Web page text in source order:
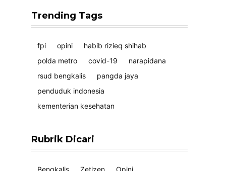
Trending Tags
fpi opini
habib rizieq shihab
polda metro
covid-19
narapidana
rsud bengkalis
pangda jaya
penduduk indonesia
kementerian kesehatan
Rubrik Dicari